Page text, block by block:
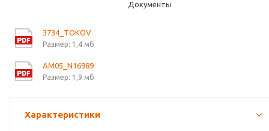
Документы
3734_TOKOV
Размер: 1,4 мб
AM05_N16989
Размер: 1,9 мб
Характеристики